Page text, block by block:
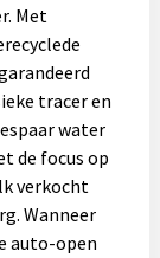
Met
tracer en
water
de focus op
verkocht
Wanneer
auto-open